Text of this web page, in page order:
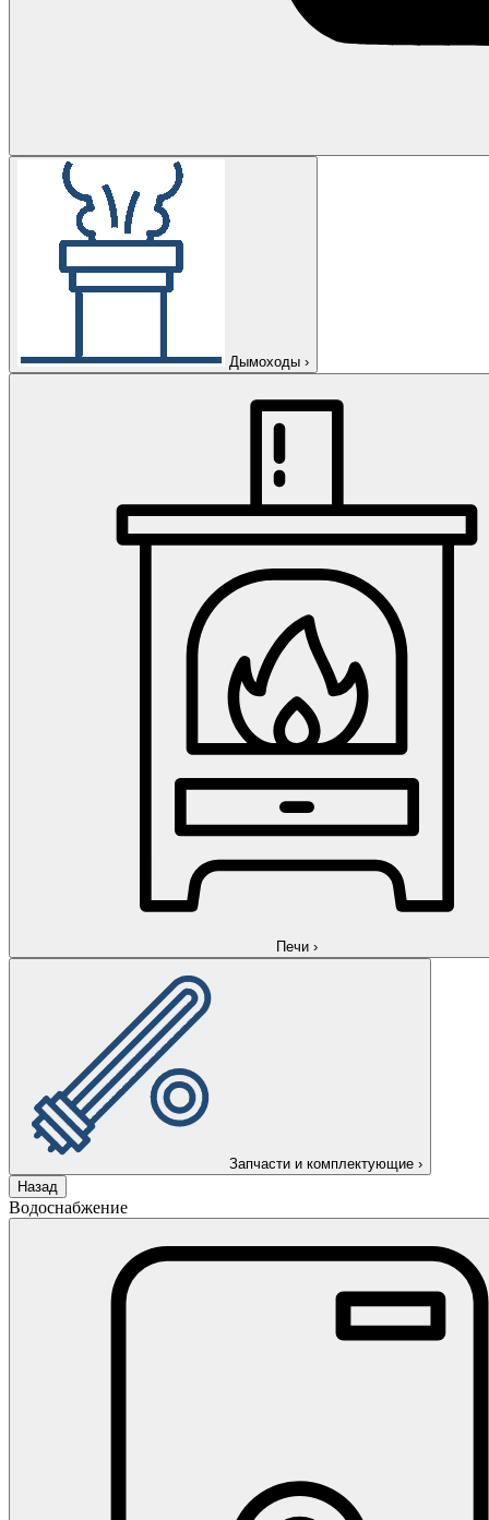
Дымоходы ›
Печи ›
Запчасти и комплектующие ›
Назад
Водоснабжение